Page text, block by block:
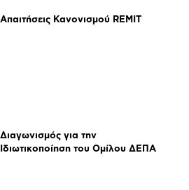
Απαιτήσεις Κανονισμού REMIT
Διαγωνισμός για την
Ιδιωτικοποίηση του Ομίλου ΔΕΠΑ